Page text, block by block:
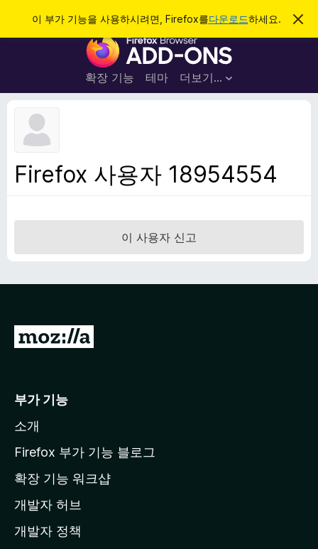
이 부가 기능을 사용하시려면, Firefox를다운로드하세요.
이
림
F
r
e
라
가
확장 기능 테마 더보기…
로그인
Firefox 사용자 18954554
이 사용자 신고
M
l
a
페
이
지
부가 기능
소개
Firefox 부가 기능 블로그
확장 기능 워크샵
개발자 허브
개발자 정책